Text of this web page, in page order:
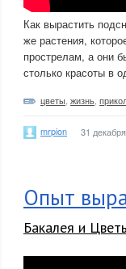
Как вырастить
же растения,
прострелам, а они
столько красоты в
цветы жизнь
mrpion 31
Опыт
Бакалея и